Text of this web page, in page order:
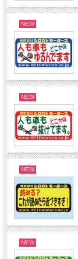
NEW
NEW
NEW
NEW